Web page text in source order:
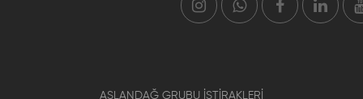
ASLANDAĞ GRUBU İŞTİRAKLERİ